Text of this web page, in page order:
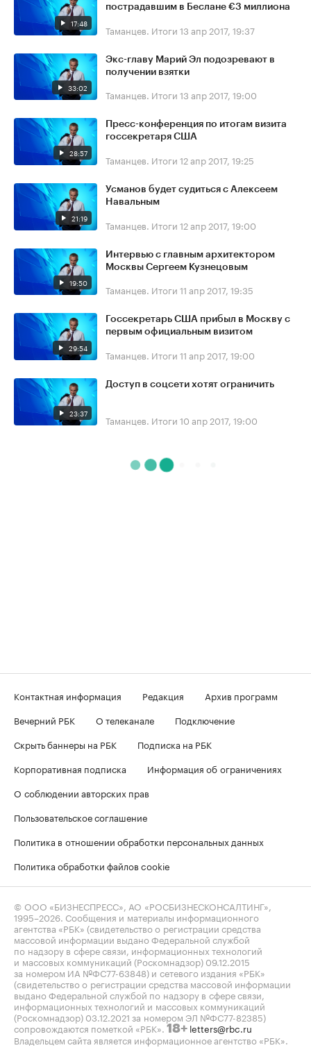
17:48
пострадавшим в Беслане €3 миллиона
Таманцев. Итоги 13 апр 2017, 19:37
33:02
Экс-главу Марий Эл подозревают в
получении взятки
Таманцев. Итоги 13 апр 2017, 19:00
28:57
Пресс-конференция по итогам визита
госсекретаря США
Таманцев. Итоги 12 апр 2017, 19:25
21:19
Усманов будет судиться с Алексеем
Навальным
Таманцев. Итоги 12 апр 2017, 19:00
19:50
Интервью с главным архитектором
Москвы Сергеем Кузнецовым
Таманцев. Итоги 11 апр 2017, 19:35
29:54
Госсекретарь США прибыл в Москву с
первым официальным визитом
Таманцев. Итоги 11 апр 2017, 19:00
23:37
Доступ в соцсети хотят ограничить
Таманцев. Итоги 10 апр 2017, 19:00
Контактная информация Редакция
Архив программ
Вечерний РБК
О телеканале
Подключение
Скрыть баннеры на РБК
Подписка на РБК
Корпоративная подписка
Информация об ограничениях
О соблюдении авторских прав
Пользовательское соглашение
Политика в отношении обработки персональных данных
Политика обработки файлов cookie
© ООО «БИЗНЕСПРЕСС», АО «РОСБИЗНЕСКОНСАЛТИНГ»,
1995–2026 . Сообщения и материалы информационного
агентства «РБК» (свидетельство о регистрации средства
массовой информации выдано Федеральной службой
по надзору в сфере связи, информационных технологий
и массовых коммуникаций (Роскомнадзор) 09.12.2015
за номером ИА №ФС77-63848) и сетевого издания «РБК»
(свидетельство о регистрации средства массовой информации
выдано Федеральной службой по надзору в сфере связи,
информационных технологий и массовых коммуникаций
(Роскомнадзор) 03.12.2021 за номером ЭЛ №ФС77-82385)
сопровождаются пометкой «РБК». 18+ letters@rbc.ru
Владельцем сайта является информационное агентство «РБК».